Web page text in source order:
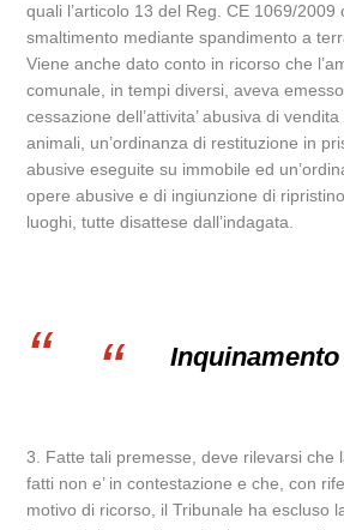
quali l’articolo 13 del Reg. CE 1069/2009
smaltimento mediante spandimento a
Viene anche dato conto in ricorso che
comunale, in tempi diversi, aveva
cessazione dell’attivita’ abusiva di
animali, un’ordinanza di restituzione in
abusive eseguite su immobile ed
opere abusive e di ingiunzione di
luoghi, tutte disattese dall’indagata.
3. Fatte tali premesse, deve rilevarsi che
fatti non e’ in contestazione e che, con
motivo di ricorso, il Tribunale ha escluso